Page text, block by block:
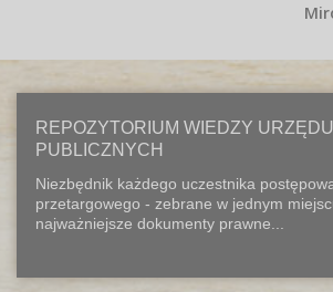
REPOZYTORIUM WIEDZY
PUBLICZNYCH
Niezbędnik każdego uczestnika
przetargowego - zebrane w jednym
najważniejsze dokumenty prawne...